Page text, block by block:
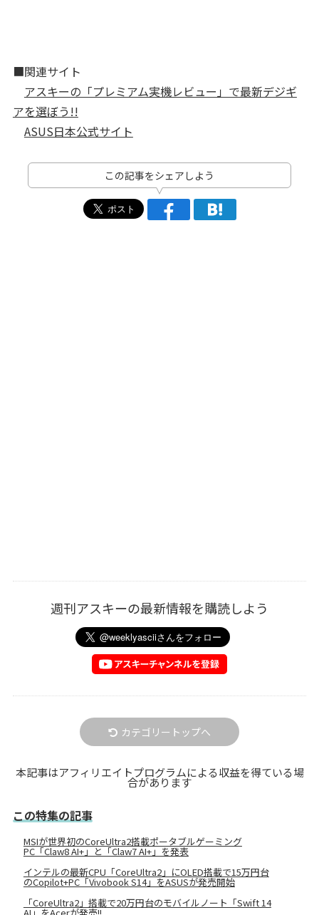
■関連サイト
アスキーの「プレミアム実機レビュー」で最新デジギ
アを選ぼう!!
ASUS日本公式サイト
この記事をシェアしよう
週刊アスキーの最新情報を購読しよう
カテゴリートップへ
本記事はアフィリエイトプログラムによる収益を得ている場
合があります
この特集の記事
MSIが世界初のCoreUltra2搭載ポータブルゲーミング
PC「Claw8 AI+」と「Claw7 AI+」を発表
インテルの最新CPU「CoreUltra2」にOLED搭載で15万円台
のCopilot+PC「Vivobook S14」をASUSが発売開始
「CoreUltra2」搭載で20万円台のモバイルノート「Swift 14